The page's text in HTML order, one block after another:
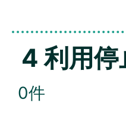
4 利用
0件